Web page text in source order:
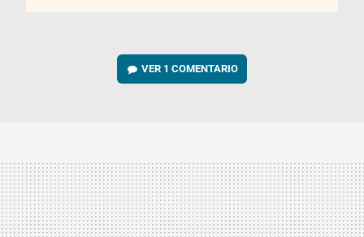
VER 1 COMENTARIO